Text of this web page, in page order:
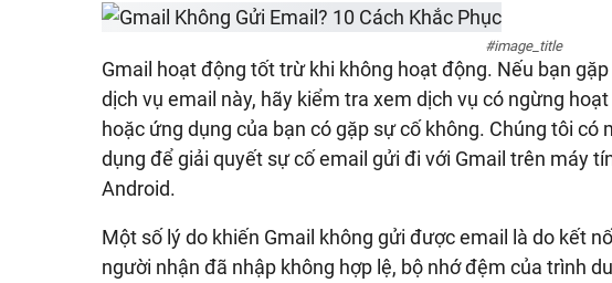
#image_title
Gmail hoạt động tốt trừ khi không hoạt động. Nếu bạn
dịch vụ email này, hãy kiểm tra xem dịch vụ có ngừng
hoặc ứng dụng của bạn có gặp sự cố không. Chúng tôi có
dụng để giải quyết sự cố email gửi đi với Gmail trên máy
Android.
Một số lý do khiến Gmail không gửi được email là do kết
người nhận đã nhập không hợp lệ, bộ nhớ đệm của trình